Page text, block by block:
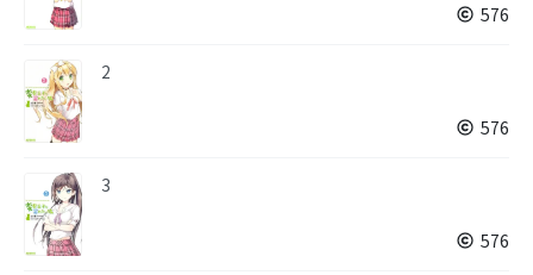
576
2
576
3
576